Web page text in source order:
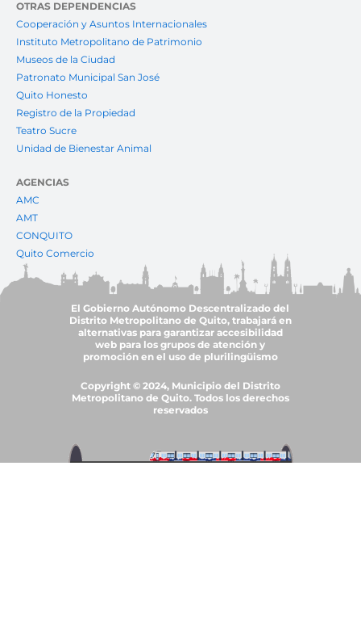
OTRAS DEPENDENCIAS
Cooperación y Asuntos Internacionales
Instituto Metropolitano de Patrimonio
Museos de la Ciudad
Patronato Municipal San José
Quito Honesto
Registro de la Propiedad
Teatro Sucre
Unidad de Bienestar Animal
AGENCIAS
AMC
AMT
CONQUITO
Quito Comercio
El Gobierno Autónomo Descentralizado del
Distrito Metropolitano de Quito, trabajará en
alternativas para garantizar accesibilidad
web para los grupos de atención y
promoción en el uso de plurilingüismo
Copyright © 2024, Municipio del Distrito
Metropolitano de Quito. Todos los derechos
reservados